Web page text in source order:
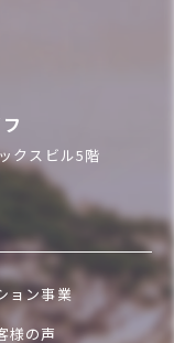
クスビル5階
ョン事業
様の声